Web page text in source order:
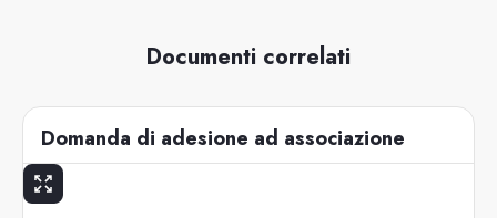
Documenti correlati
Domanda di adesione ad associazione